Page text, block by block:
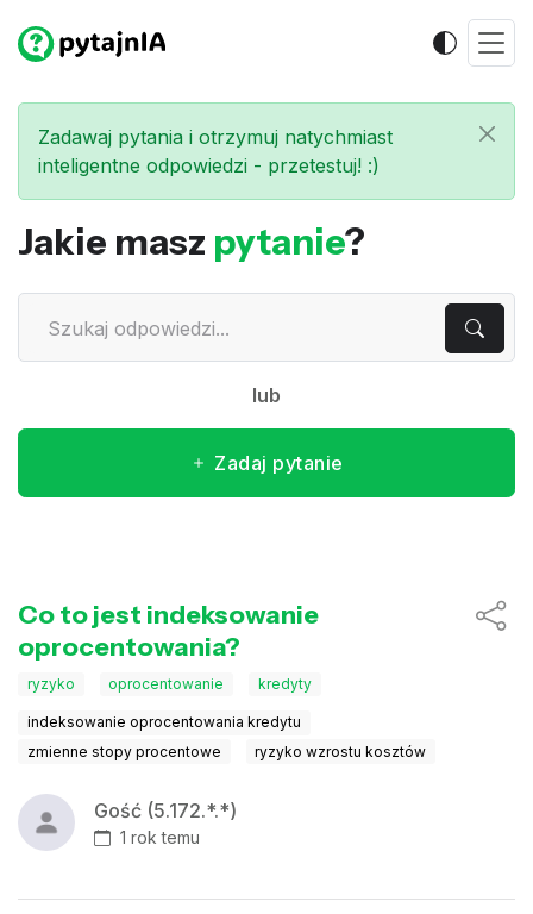
Zadawaj pytania i otrzymuj natychmiast
inteligentne odpowiedzi - przetestuj! :)
Jakie masz pytanie?
lub
Zadaj pytanie
Co to jest indeksowanie
oprocentowania?
ryzyko oprocentowanie kredyty
indeksowanie oprocentowania kredytu
zmienne stopy procentowe
ryzyko wzrostu kosztów
Gość (5.172.*.*)
1 rok temu